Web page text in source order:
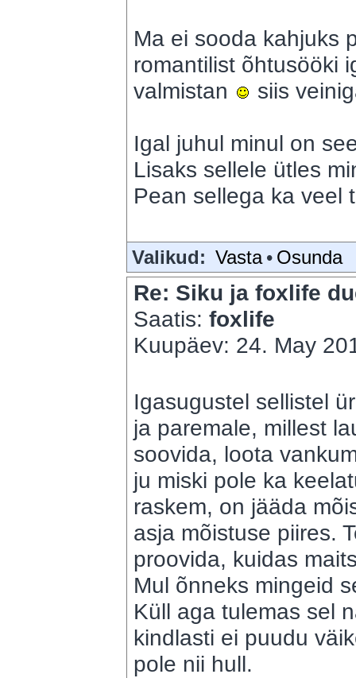
Ma ei sooda kahjuks
romantilist õhtusööki
valmistan
siis
Igal juhul minul on
Lisaks sellele ütles
Pean sellega ka veel
Valikud: Vasta • Osunda
Re: Siku ja foxlife
Saatis: foxlife
Kuupäev: 24. May
Igasugustel sellistel
ja paremale, millest
soovida, loota
ju miski pole ka
raskem, on jääda
asja mõistuse piires.
proovida, kuidas
Mul õnneks mingeid
Küll aga tulemas sel
kindlasti ei puudu
pole nii hull.